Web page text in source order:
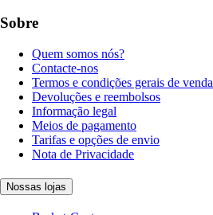
Sobre
Quem somos nós?
Contacte-nos
Termos e condições gerais de venda
Devoluções e reembolsos
Informação legal
Meios de pagamento
Tarifas e opções de envio
Nota de Privacidade
Nossas lojas